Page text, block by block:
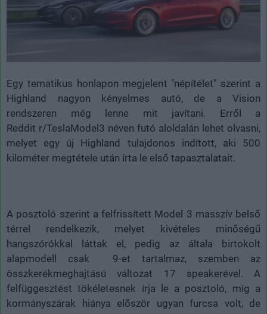
Egy tematikus honlapon megjelent "népítélet" szerint a
Highland nagyon kényelmes autó, de a Vision
rendszeren még lenne mit javítani. Erről a
Reddit r/TeslaModel3 néven futó aloldalán lehet olvasni,
melyet egy új Highland tulajdonos indított, aki 500
kilométer megtétele után írta le első tapasztalatait.
A posztoló szerint a felfrissített Model 3 masszív belső
térrel rendelkezik, melyet kivételes minőségű
hangszórókkal láttak el, pedig az általa birtokolt
alapmodell csak 9-et tartalmaz, szemben az
összkerékmeghajtású változat 17 speakerével. A
felfüggesztést tökéletesnek írja le a posztoló, míg a
kormányszárak hiánya először ugyan furcsa volt, de